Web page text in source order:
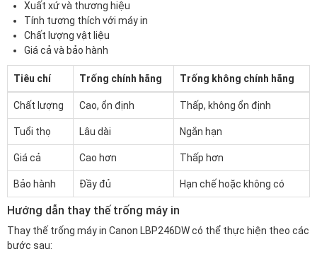
Xuất xứ và thương hiệu
Tính tương thích với máy in
Chất lượng vật liệu
Giá cả và bảo hành
Tiêu chí Trống chính hãng Trống không chính hãng
Chất lượng Cao, ổn định Thấp, không ổn định
Tuổi thọ Lâu dài Ngắn hạn
Giá cả Cao hơn Thấp hơn
Bảo hành Đầy đủ Hạn chế hoặc không có
Hướng dẫn thay thế trống máy in
Thay thế trống máy in Canon LBP246DW có thể thực hiện theo các
bước sau: